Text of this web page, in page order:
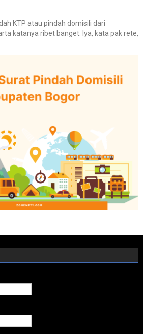
KTP atau pindah domisili dari
katanya ribet banget. Iya, kata pak rete,